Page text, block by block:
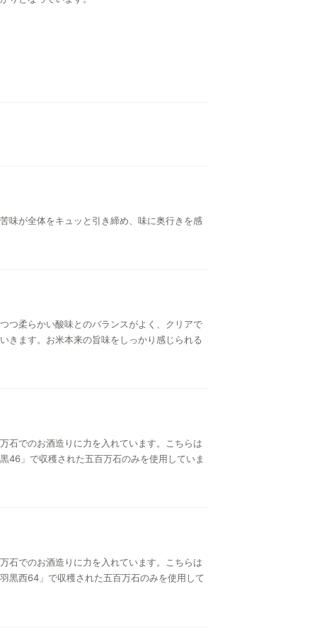
味が全体をキュッと引き締め、味に奥行きを感
つ柔らかい酸味とのバランスがよく、クリアで
きます。お米本来の旨味をしっかり感じられる
石でのお酒造りに力を入れています。こちらは
46」で収穫された五百万石のみを使用していま
石でのお酒造りに力を入れています。こちらは
黒西64」で収穫された五百万石のみを使用して